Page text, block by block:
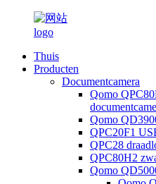
Thuis
Producten
Documentcamera
Qomo
Qomo
QPC20F1
QPC28
QPC80H2
Qomo